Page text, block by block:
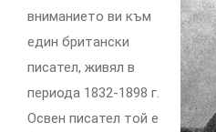
вниманието ви към
един британски
писател, живял в
периода 1832-1898 г.
Освен писател той е